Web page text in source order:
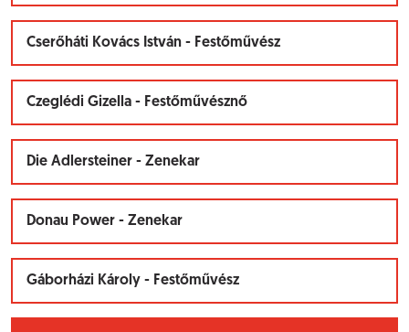
Cserőháti Kovács István - Festőművész
Czeglédi Gizella - Festőművésznő
Die Adlersteiner - Zenekar
Donau Power - Zenekar
Gáborházi Károly - Festőművész